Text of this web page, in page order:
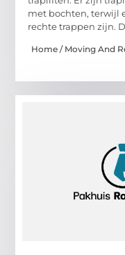
met bochten, terwijl
rechte trappen zijn.
Home / Moving And